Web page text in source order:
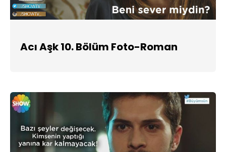
Acı Aşk 10. Bölüm Foto-Roman